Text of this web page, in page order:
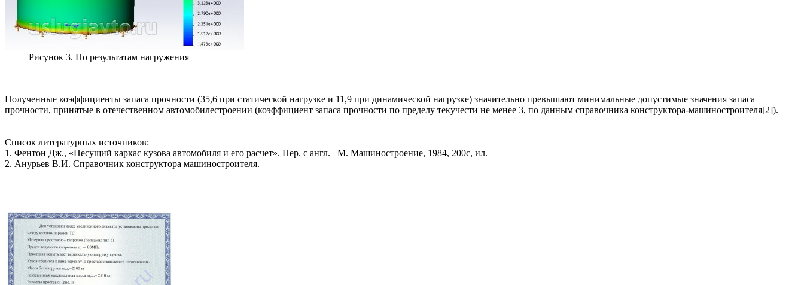
Рисунок 3. По результатам нагружения
Полученные коэффициенты запаса прочности (35,6 при статической нагрузке и 11,9 при динамической нагрузке) значительно превышают минимальные допустимые значения запаса
прочности, принятые в отечественном автомобилестроении (коэффициент запаса прочности по пределу текучести не менее 3, по данным справочника конструктора-машиностроителя[2]).
Список литературных источников:
1. Фентон Дж., «Несущий каркас кузова автомобиля и его расчет». Пер. с англ. –М. Машиностроение, 1984, 200с, ил.
2. Анурьев В.И. Справочник конструктора машиностроителя.